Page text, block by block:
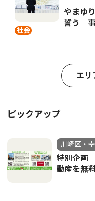
社会
やまゆ
誓う 事
エリ
ピックアップ
川崎区・
特別企画
動産を無